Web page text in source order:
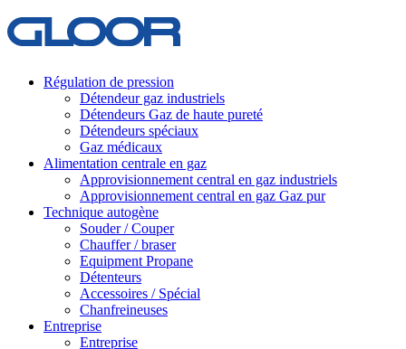
Régulation de pression
Détendeur gaz industriels
Détendeurs Gaz de haute pureté
Détendeurs spéciaux
Gaz médicaux
Alimentation centrale en gaz
Approvisionnement central en gaz industriels
Approvisionnement central en gaz Gaz pur
Technique autogène
Souder / Couper
Chauffer / braser
Equipment Propane
Détenteurs
Accessoires / Spécial
Chanfreineuses
Entreprise
Entreprise